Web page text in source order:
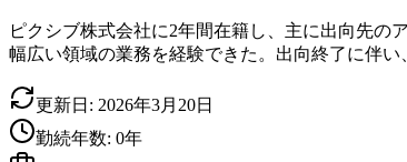
ピクシブ株式会社に2年間在籍し、主に出向先の
幅広い領域の業務を経験できた。出向終了に伴
更新日: 2026年3月20日
勤続年数: 0年